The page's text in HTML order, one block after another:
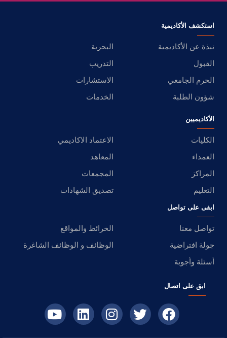
استكشف الأكاديمية
نبذة عن الأكاديمية
البحرية
القبول
التدريب
الحرم الجامعي
الاستشارات
شؤون الطلبة
الخدمات
الأكاديميين
الكليات
الاعتماد الاكاديمي
العمداء
المعاهد
المراكز
المجمعات
التعليم
تصديق الشهادات
ابقى على تواصل
تواصل معنا
الخرائط والمواقع
جولة افتراضية
الوظائف و الوظائف الشاغرة
أسئلة وأجوبة
ابق على اتصال